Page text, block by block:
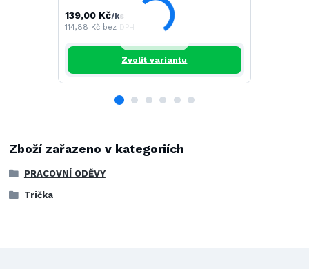
139,00 Kč/ks
114,88 Kč bez DPH
Zvolit variantu
Zboží zařazeno v kategoriích
PRACOVNÍ ODĚVY
Trička